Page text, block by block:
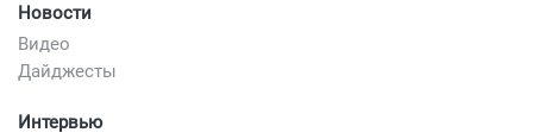
Новости
Видео
Дайджесты
Интервью